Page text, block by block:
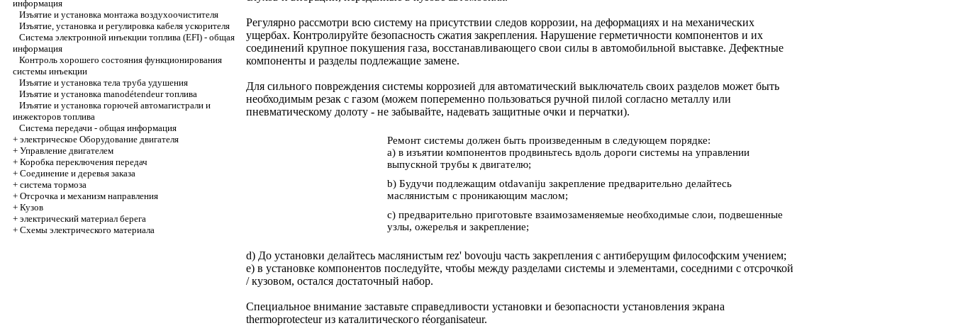
информация
Изъятие и установка монтажа воздухоочистителя
Изъятие, установка и регулировка кабеля ускорителя
Система электронной инъекции топлива (EFI) - общая
информация
Контроль хорошего состояния функционирования
системы инъекции
Изъятие и установка тела труба удушения
Изъятие и установка manodétendeur топлива
Изъятие и установка горючей автомагистрали и
инжекторов топлива
Система передачи - общая информация
+ электрическое Оборудование двигателя
+ Управление двигателем
+ Коробка переключения передач
+ Соединение и деревья заказа
+ система тормоза
+ Отсрочка и механизм направления
+ Кузов
+ электрический материал берега
+ Схемы электрического материала
Регулярно рассмотри всю систему на присутствии следов коррозии, на деформациях и на механических
ущербах. Контролируйте безопасность сжатия закрепления. Нарушение герметичности компонентов и их
соединений крупное покушения газа, восстанавливающего свои силы в автомобильной выставке. Дефектные
компоненты и разделы подлежащие замене.
Для сильного повреждения системы коррозией для автоматический выключатель своих разделов может быть
необходимым резак с газом (можем попеременно пользоваться ручной пилой согласно металлу или
пневматическому долоту - не забывайте, надевать защитные очки и перчатки).
Ремонт системы должен быть произведенным в следующем порядке:
a) в изъятии компонентов продвиньтесь вдоль дороги системы на управлении
выпускной трубы к двигателю;
b) Будучи подлежащим otdavaniju закрепление предварительно делайтесь
маслянистым с проникающим маслом;
c) предварительно приготовьте взаимозаменяемые необходимые слои, подвешенные
узлы, ожерелья и закрепление;
d) До установки делайтесь маслянистым rez' bovouju часть закрепления с антиберущим философским учением;
e) в установке компонентов последуйте, чтобы между разделами системы и элементами, соседними с отсрочкой
/ кузовом, остался достаточный набор.
Специальное внимание заставьте справедливости установки и безопасности установления экрана
thermoprotecteur из каталитического réorganisateur.